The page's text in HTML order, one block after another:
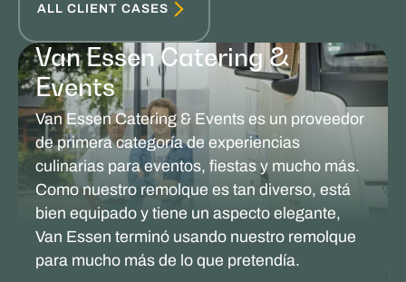
ALL CLIENT CASES
Van Essen Catering &
Events
Van Essen Catering & Events es un proveedor
de primera categoría de experiencias
culinarias para eventos, fiestas y mucho más.
Como nuestro remolque es tan diverso, está
bien equipado y tiene un aspecto elegante,
Van Essen terminó usando nuestro remolque
para mucho más de lo que pretendía.